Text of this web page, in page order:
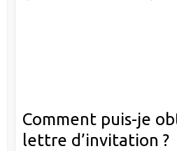
Comment puis-je
lettre d’invitation ?